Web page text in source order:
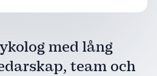
med lång
team och